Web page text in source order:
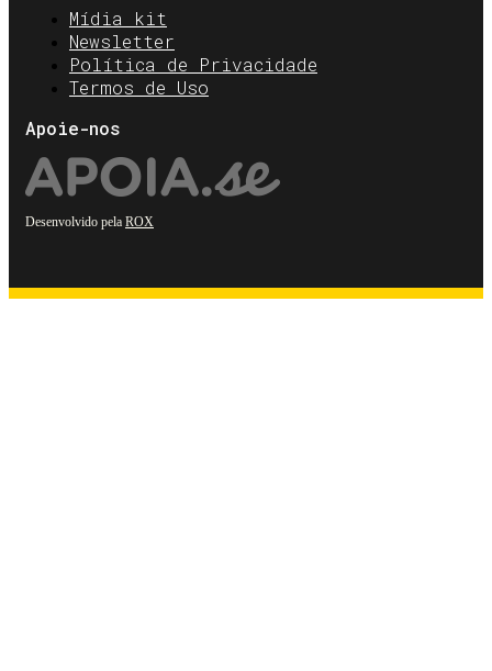
Mídia kit
Newsletter
Política de Privacidade
Termos de Uso
Apoie-nos
Desenvolvido pela ROX